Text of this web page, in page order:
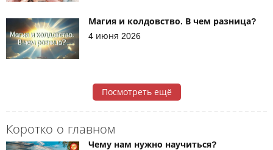
Коротко о главном
Чему нам нужно научиться?
Магия и колдовство. В чем разница?
4 июня 2026
Посмотреть ещё